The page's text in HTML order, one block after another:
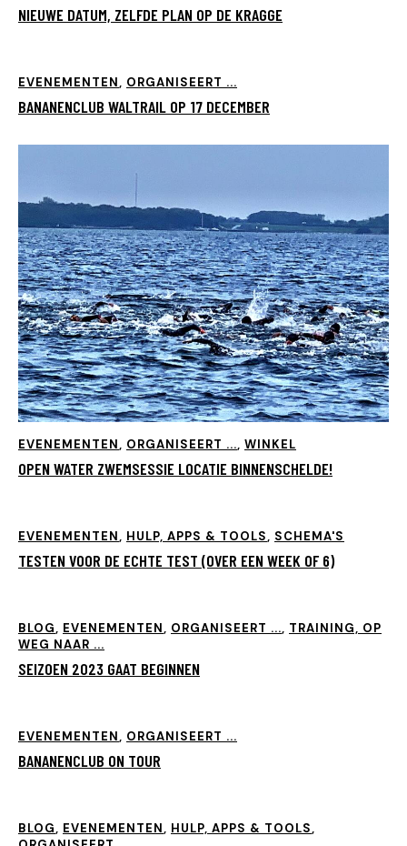
NIEUWE DATUM, ZELFDE PLAN OP DE KRAGGE
EVENEMENTEN, ORGANISEERT ...
BANANENCLUB WALTRAIL OP 17 DECEMBER
EVENEMENTEN, ORGANISEERT ..., WINKEL
OPEN WATER ZWEMSESSIE LOCATIE BINNENSCHELDE!
EVENEMENTEN, HULP, APPS & TOOLS, SCHEMA'S
TESTEN VOOR DE ECHTE TEST (OVER EEN WEEK OF 6)
BLOG, EVENEMENTEN, ORGANISEERT ..., TRAINING, OP
WEG NAAR ...
SEIZOEN 2023 GAAT BEGINNEN
EVENEMENTEN, ORGANISEERT ...
BANANENCLUB ON TOUR
BLOG, EVENEMENTEN, HULP, APPS & TOOLS,